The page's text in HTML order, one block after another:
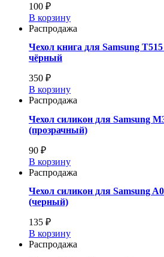
100 ₽
В корзину
Распродажа
Чехол книга для Samsung
чёрный
350 ₽
В корзину
Распродажа
Чехол силикон для Samsung
(прозрачный)
90 ₽
В корзину
Распродажа
Чехол силикон для Samsung
(черный)
135 ₽
В корзину
Распродажа